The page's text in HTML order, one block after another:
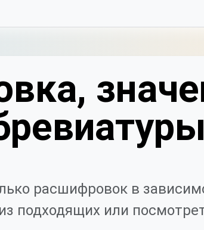
расшифровок в
подходящих или